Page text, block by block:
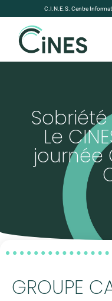
C.I.N.E.S. Centre
Le
journée
GROUPE